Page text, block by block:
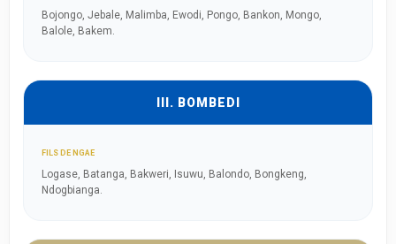
Bojongo, Jebale, Malimba, Ewodi, Pongo, Bankon, Mongo,
Balole, Bakem.
III. BOMBEDI
FILS DE NGAE
Logase, Batanga, Bakweri, Isuwu, Balondo, Bongkeng,
Ndogbianga.